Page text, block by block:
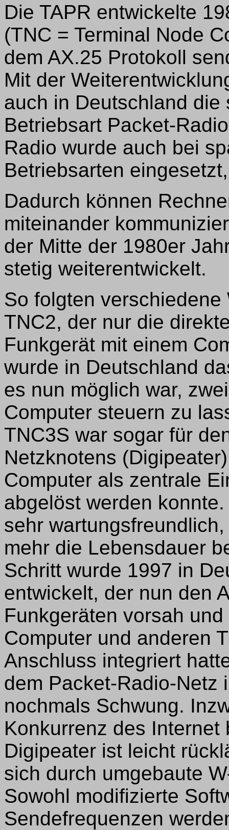
Die TAPR entwickelte
(TNC = Terminal Node
dem AX.25 Protokoll
Mit der
auch in Deutschland
Betriebsart Packet-
Radio wurde auch bei
Betriebsarten
Dadurch können
miteinander
der Mitte der 1980er
stetig weiterentwickelt.
So folgten
TNC2, der nur die
Funkgerät mit einem
wurde in Deutschland
es nun möglich war,
Computer steuern zu
TNC3S war sogar für
Netzknotens
Computer als zentrale
abgelöst werden
sehr
mehr die Lebensdauer
Schritt wurde 1997 in
entwickelt, der nun den
Funkgeräten vorsah
Computer und anderen
Anschluss integriert
dem Packet-Radio-Netz
nochmals Schwung.
Konkurrenz des Internet
Digipeater ist leicht
sich durch umgebaute
Sowohl modifizierte
Sendefrequenzen